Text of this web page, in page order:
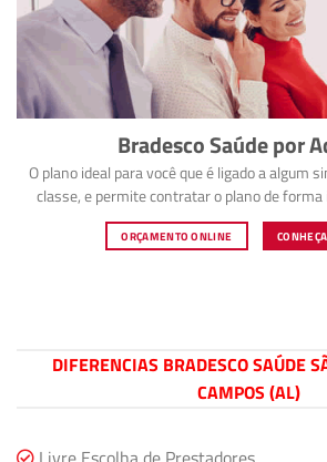
Bradesco Saúde por
O plano ideal para você que é ligado a algum
classe, e permite contratar o plano de
ORÇAMENTO ONLINE
DIFERENCIAS BRADESCO SAÚDE
CAMPOS (AL)